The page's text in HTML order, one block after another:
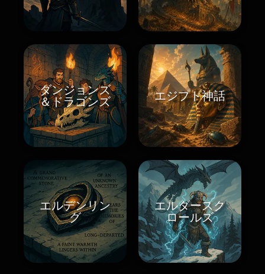
ダンジョンズ
＆ドラゴンズ
エジプト神話
エルデンリン
グ
エルダースク
ロールズ